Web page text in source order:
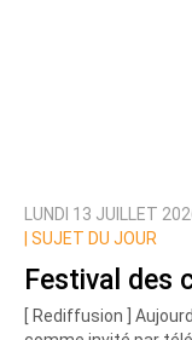
LUNDI 13 JUILLET
SUJET DU JOUR
Festival des
[ Rediffusion ]